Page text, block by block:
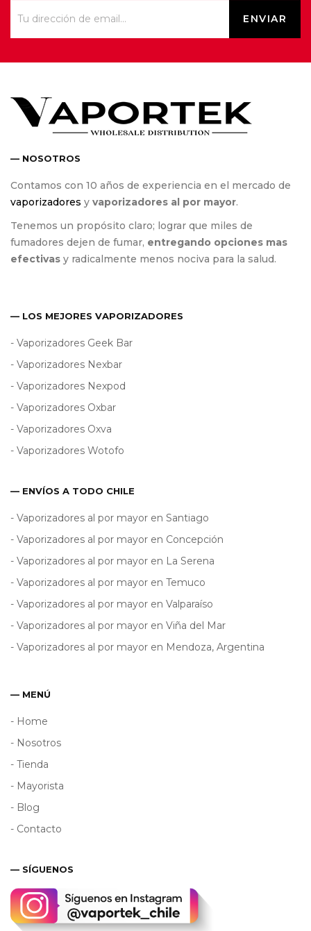
— NOSOTROS
Contamos con 10 años de experiencia en el mercado de
vaporizadores y vaporizadores al por mayor.
Tenemos un propósito claro; lograr que miles de
fumadores dejen de fumar, entregando opciones mas
efectivas y radicalmente menos nociva para la salud.
— LOS MEJORES VAPORIZADORES
- Vaporizadores Geek Bar
- Vaporizadores Nexbar
- Vaporizadores Nexpod
- Vaporizadores Oxbar
- Vaporizadores Oxva
- Vaporizadores Wotofo
— ENVÍOS A TODO CHILE
- Vaporizadores al por mayor en Santiago
- Vaporizadores al por mayor en Concepción
- Vaporizadores al por mayor en La Serena
- Vaporizadores al por mayor en Temuco
- Vaporizadores al por mayor en Valparaíso
- Vaporizadores al por mayor en Viña del Mar
- Vaporizadores al por mayor en Mendoza, Argentina
— MENÚ
- Home
- Nosotros
- Tienda
- Mayorista
- Blog
- Contacto
— SÍGUENOS